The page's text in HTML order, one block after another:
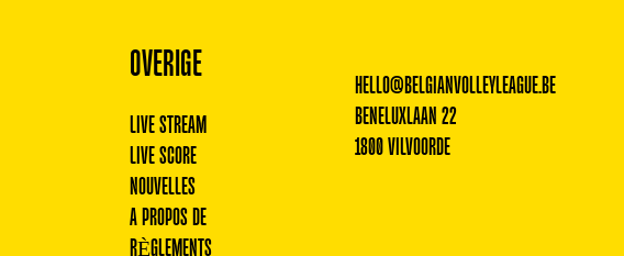
OVERIGE
LIVE STREAM
LIVE SCORE
NOUVELLES
A PROPOS DE
RÈGLEMENTS
HELLO@BELGIANVOLLEYLEAGUE.BE
BENELUXLAAN 22
1800 VILVOORDE